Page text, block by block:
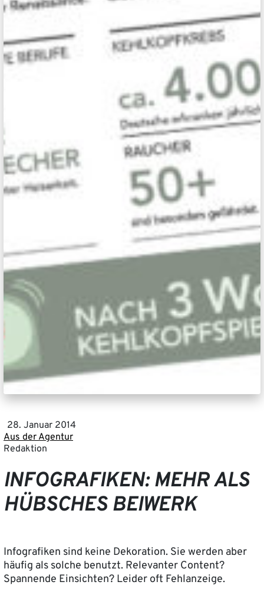
28. Januar 2014
Aus der Agentur
Redaktion
INFOGRAFIKEN: MEHR ALS
HÜBSCHES BEIWERK
Infografiken sind keine Dekoration. Sie werden aber
häufig als solche benutzt. Relevanter Content?
Spannende Einsichten? Leider oft Fehlanzeige.